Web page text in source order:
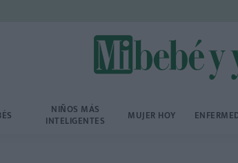
NIÑOS MÁS
INTELIGENTES MUJER HOY